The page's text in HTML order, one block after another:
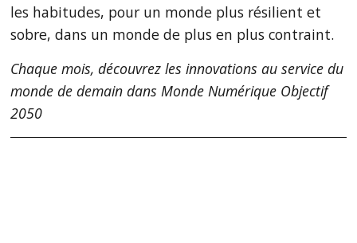
les habitudes, pour un monde plus résilient et
sobre, dans un monde de plus en plus contraint.
Chaque mois, découvrez les innovations au service du
monde de demain dans Monde Numérique Objectif
2050